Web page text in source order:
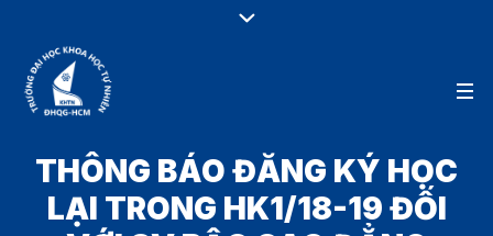
THÔNG BÁO ĐĂNG KÝ HỌC
LẠI TRONG HK1/18-19 ĐỐI